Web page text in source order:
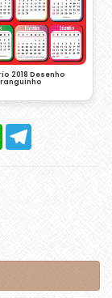
2018 Desenho
WhatsApp